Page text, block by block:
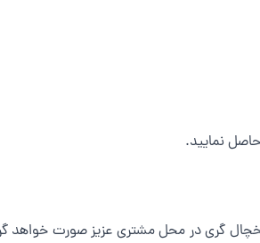
نمایید.
گری در محل مشتری عزیز صورت خواهد